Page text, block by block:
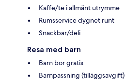
Kaffe/te i allmänt utrymme
Rumsservice dygnet runt
Snackbar/deli
Resa med barn
Barn bor gratis
Barnpassning (tilläggsavgift)